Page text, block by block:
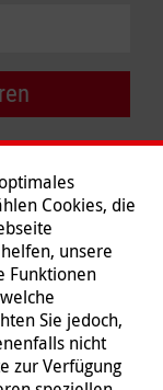
Cookies, die
unsere
Funktionen
Sie jedoch,
nicht
zur Verfügung